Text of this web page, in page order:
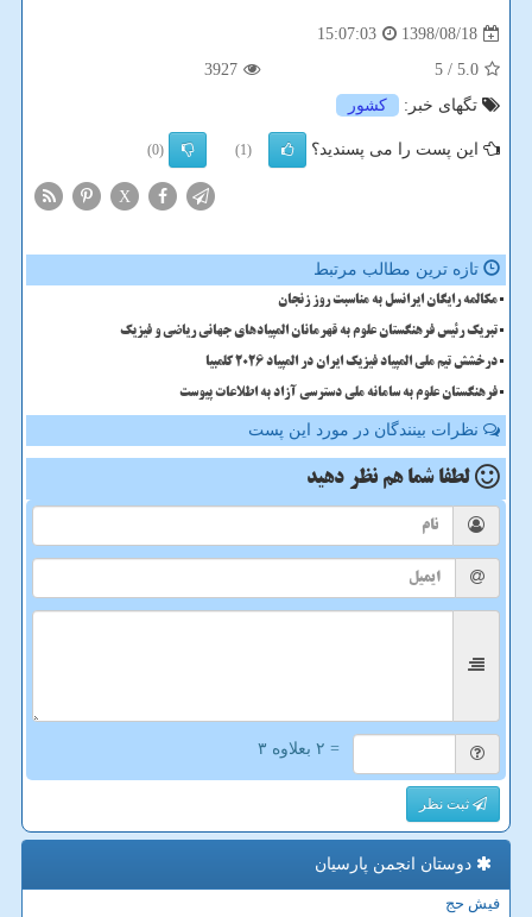
1398/08/18
15:07:03
5.0
/ 5
3927
تگهای خبر:
كشور
این پست را می پسندید؟ (1)
(0)
X
تازه ترین مطالب مرتبط
مکالمه رایگان ایرانسل به مناسبت روز زنجان
تبریک رئیس فرهنگستان علوم به قهرمانان المپیادهای جهانی ریاضی و فیزیک
درخشش تیم ملی المپیاد فیزیک ایران در المپیاد 2026 کلمبیا
فرهنگستان علوم به سامانه ملی دسترسی آزاد به اطلاعات پیوست
نظرات بینندگان در مورد این پست
لطفا شما هم نظر دهید
= ۲ بعلاوه ۳
ثبت نظر
دوستان انجمن پارسیان
فیش حج